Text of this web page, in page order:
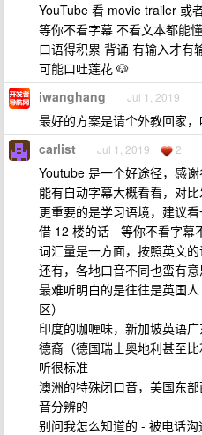
YouTube 看 movie trailer 或
等你不看字幕 不看文本都能
口语得积累 背诵 有输入才有
可能口吐莲花 🐶
iwanghang Jul 1, 2019
最好的方案是请个外教回家
carlist Jul 1, 2019 2
Youtube 是一个好途径，感
能有自动字幕大概看看，对
更重要的是学习语境，建议
借 12 楼的话 - 等你不看字幕
词汇量是一方面，按照英文
还有，各地口音不同也蛮有意
最难听明白的是往往是英国
区）
印度的咖喱味，新加坡英语
德裔（德国瑞士奥地利甚至
听很标准
澳洲的特殊闭口音，美国东
音分辨的
别问我怎么知道的 - 被电话